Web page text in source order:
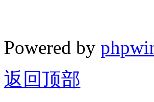
Powered by
返回顶部